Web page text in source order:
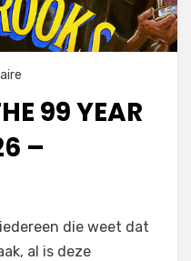
99 YEAR
–
die weet dat
al is deze